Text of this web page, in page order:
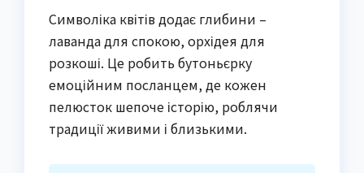
Символіка квітів додає глибини –
лаванда для спокою, орхідея для
розкоші. Це робить бутоньєрку
емоційним посланцем, де кожен
пелюсток шепоче історію, роблячи
традиції живими і близькими.